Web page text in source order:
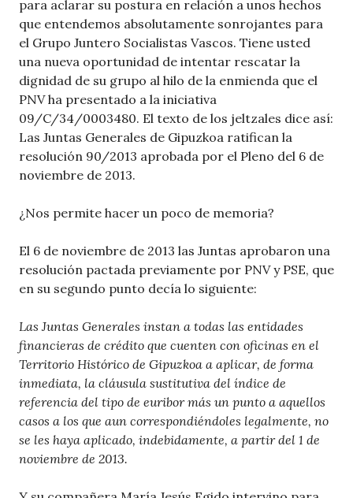
para aclarar su postura en relación a unos hechos
que entendemos absolutamente sonrojantes para
el Grupo Juntero Socialistas Vascos. Tiene usted
una nueva oportunidad de intentar rescatar la
dignidad de su grupo al hilo de la enmienda que el
PNV ha presentado a la iniciativa
09/C/34/0003480. El texto de los jeltzales dice así:
Las Juntas Generales de Gipuzkoa ratifican la
resolución 90/2013 aprobada por el Pleno del 6 de
noviembre de 2013.
¿Nos permite hacer un poco de memoria?
El 6 de noviembre de 2013 las Juntas aprobaron una
resolución pactada previamente por PNV y PSE, que
en su segundo punto decía lo siguiente:
Las Juntas Generales instan a todas las entidades
financieras de crédito que cuenten con oficinas en el
Territorio Histórico de Gipuzkoa a aplicar, de forma
inmediata, la cláusula sustitutiva del índice de
referencia del tipo de euribor más un punto a aquellos
casos a los que aun correspondiéndoles legalmente, no
se les haya aplicado, indebidamente, a partir del 1 de
noviembre de 2013.